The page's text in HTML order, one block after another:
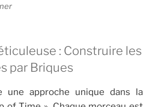
: Construire les
par Briques
une approche unique dans la